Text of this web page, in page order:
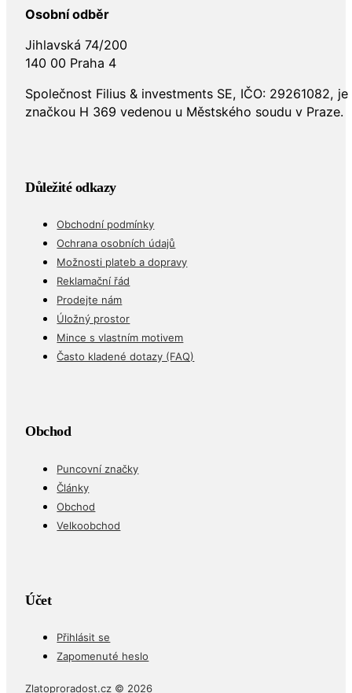
Osobní odběr
Jihlavská 74/200
140 00 Praha 4
Společnost Filius & investments SE, IČO: 29261082,
značkou H 369 vedenou u Městského soudu v Praze.
Důležité odkazy
Obchodní podmínky
Ochrana osobních údajů
Možnosti plateb a dopravy
Reklamační řád
Prodejte nám
Úložný prostor
Mince s vlastním motivem
Často kladené dotazy (FAQ)
Obchod
Puncovní značky
Články
Obchod
Velkoobchod
Účet
Přihlásit se
Zapomenuté heslo
Zlatoproradost.cz © 2026